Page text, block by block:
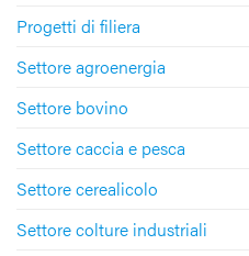
Progetti di filiera
Settore agroenergia
Settore bovino
Settore caccia e pesca
Settore cerealicolo
Settore colture industriali